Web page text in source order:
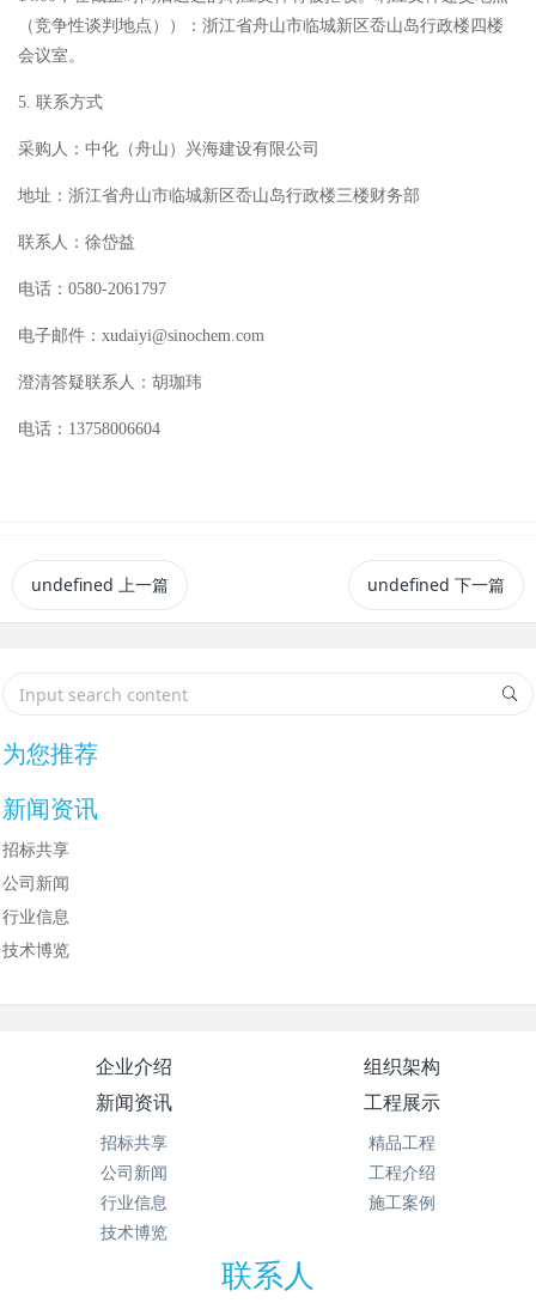
（竞争性谈判地点））：浙江省舟山市临城新区岙山岛行政楼四楼
会议室。
5. 联系方式
采购人：中化（舟山）兴海建设有限公司
地址：浙江省舟山市临城新区岙山岛行政楼三楼财务部
联系人：徐岱益
电话：0580-2061797
电子邮件：xudaiyi@sinochem.com
澄清答疑联系人：胡珈玮
电话：13758006604
undefined 上一篇 undefined 下一篇
为您推荐
新闻资讯
招标共享
公司新闻
行业信息
技术博览
企业介绍
组织架构
新闻资讯
招标共享
公司新闻
行业信息
技术博览
工程展示
精品工程
工程介绍
施工案例
联系人